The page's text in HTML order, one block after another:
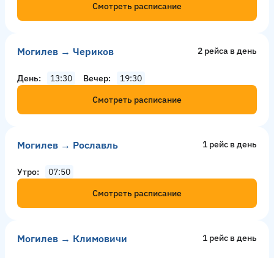
Смотреть расписание
Могилев → Чериков 2 рейсa в день
День 13:30 Вечер
19:30
Смотреть расписание
Могилев → Рославль 1 рейс в день
Утро
07:50
Смотреть расписание
Могилев → Климовичи 1 рейс в день